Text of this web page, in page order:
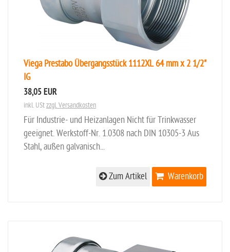
Viega Prestabo Übergangsstück 1112XL 64 mm x 2 1/2"
IG
38,05 EUR
inkl. UStzzgl. Versandkosten
Für Industrie- und Heizanlagen Nicht für Trinkwasser
geeignet. Werkstoff-Nr. 1.0308 nach DIN 10305-3 Aus
Stahl, außen galvanisch...
Warenkorb
Zum Artikel